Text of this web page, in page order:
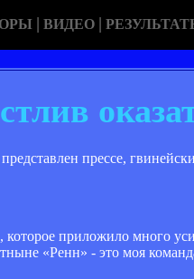
| ВИДЕО |
прессе,
приложило много
«Ренн» - это моя